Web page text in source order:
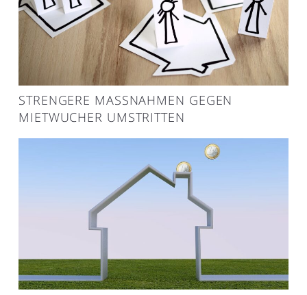
STRENGERE MASSNAHMEN GEGEN M
IETWUCHER UMSTRITTEN